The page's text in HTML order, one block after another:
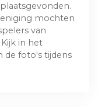
mochten
van
in het
foto's tijdens